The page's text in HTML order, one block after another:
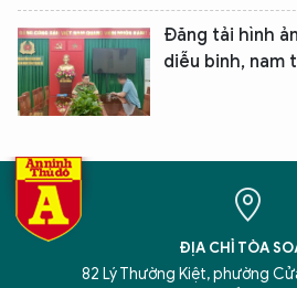
Đăng tải hình
diễu binh, nam
ĐỊA CHỈ TÒA
82 Lý Thường Kiệt, phường